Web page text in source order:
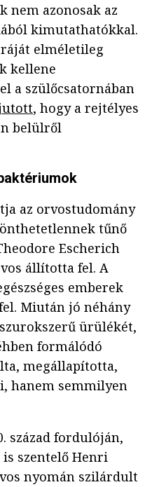
nem azonosak az
kimutathatókkal.
elméletileg
kellene
a szülőcsatornában
, hogy a rejtélyes
belülről
az orvostudomány
tűnő
Escherich
állította fel. A
emberek
Miután jó néhány
ürülékét,
formálódó
megállapította,
hanem semmilyen
század fordulóján,
szentelő Henri
nyomán szilárdult